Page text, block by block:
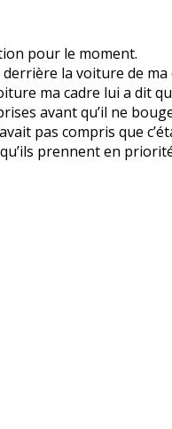
pour le moment.
la voiture de ma
ma cadre lui a dit
avant qu’il ne
pas compris que
prennent en